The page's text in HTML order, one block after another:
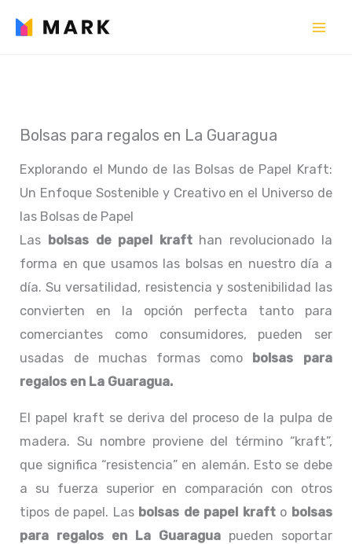
Bolsas para regalos en La Guaragua
Explorando el Mundo de las Bolsas de Papel Kraft:
Un Enfoque Sostenible y Creativo en el Universo de
las Bolsas de Papel
Las bolsas de papel krafthan revolucionado la
forma en que usamos las bolsas en nuestro día a
día. Su versatilidad, resistencia y sostenibilidad las
convierten en la opción perfecta tanto para
comerciantes como consumidores, pueden ser
usadas de muchas formas como bolsas para
regalos en La Guaragua.
El papel kraft se deriva del proceso de la pulpa de
madera. Su nombre proviene del término “kraft”,
que significa “resistencia” en alemán. Esto se debe
a su fuerza superior en comparación con otros
tipos de papel. Las bolsas de papel krafto bolsas
para regalos en La Guaragua pueden soportar